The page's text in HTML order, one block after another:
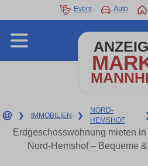
Event Auto
❯ IMMOBILIEN ❯
NORD-
HEMSHOF
Erdgeschosswohnung mieten
Nord-Hemshof – Bequeme